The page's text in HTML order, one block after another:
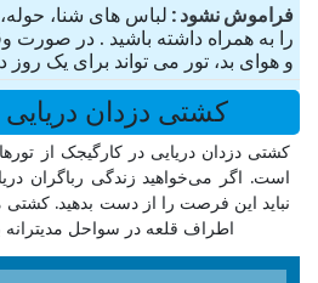
فراموش نشود لباس های شنا،
را به همراه داشته باشید . در صورت
و هوای بد، تور می تواند برای یک روز
کشتی دزدان
کشتی‌ دزدان دریایی در کارگیجک از
است. اگر می‌خواهید زندگی رباگران
نباید این فرصت را از دست بدهید.
اطراف قلعه در سواحل مدیترانه